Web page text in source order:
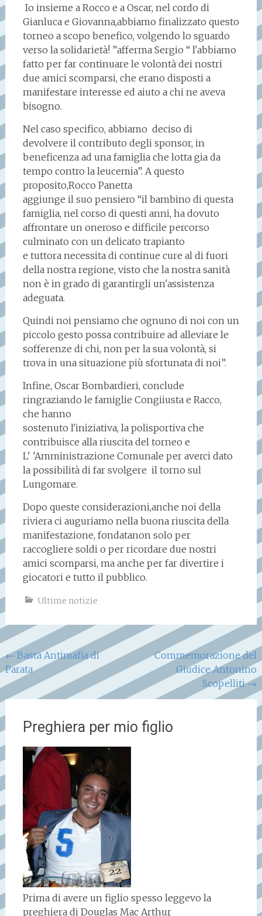
Io insieme a Rocco e a Oscar, nel cordo di
Gianluca e Giovanna,abbiamo finalizzato questo
torneo a scopo benefico, volgendo lo sguardo
verso la solidarietà! ”afferma Sergio “ l'abbiamo
fatto per far continuare le volontà dei nostri
due amici scomparsi, che erano disposti a
manifestare interesse ed aiuto a chi ne aveva
bisogno.
Nel caso specifico, abbiamo deciso di
devolvere il contributo degli sponsor, in
beneficenza ad una famiglia che lotta gia da
tempo contro la leucemia”. A questo
proposito,Rocco Panetta
aggiunge il suo pensiero “il bambino di questa
famiglia, nel corso di questi anni, ha dovuto
affrontare un oneroso e difficile percorso
culminato con un delicato trapianto
e tuttora necessita di continue cure al di fuori
della nostra regione, visto che la nostra sanità
non è in grado di garantirgli un'assistenza
adeguata.
Quindi noi pensiamo che ognuno di noi con un
piccolo gesto possa contribuire ad alleviare le
sofferenze di chi, non per la sua volontà, si
trova in una situazione più sfortunata di noi”.
Infine, Oscar Bombardieri, conclude
ringraziando le famiglie Congiiusta e Racco,
che hanno
sostenuto l'iniziativa, la polisportiva che
contribuisce alla riuscita del torneo e
L' 'Amministrazione Comunale per averci dato
la possibilità di far svolgere il torno sul
Lungomare.
Dopo queste considerazioni,anche noi della
riviera ci auguriamo nella buona riuscita della
manifestazione, fondatanon solo per
raccogliere soldi o per ricordare due nostri
amici scomparsi, ma anche per far divertire i
giocatori e tutto il pubblico.
Ultime notizie
Navigazione
articoli
← Basta Antimafia di
Parata
Commemorazione del
Giudice Antonino
Scopelliti→
Preghiera per mio figlio
Prima di avere un figlio spesso leggevo la
preghiera di Douglas Mac Arthur